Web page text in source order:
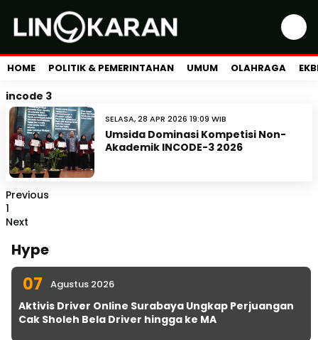
HOME POLITIK & PEMERINTAHAN UMUM OLAHRAGA
incode 3
SELASA, 28 APR 2026 19:09 WIB
Umsida Dominasi Kompetisi Non-
Akademik INCODE-3 2026
Previous
1
Next
Hype
07 Agustus 2026
Aktivis Driver Online Surabaya Ungkap Perjuangan
Cak Sholeh Bela Driver hingga ke MA